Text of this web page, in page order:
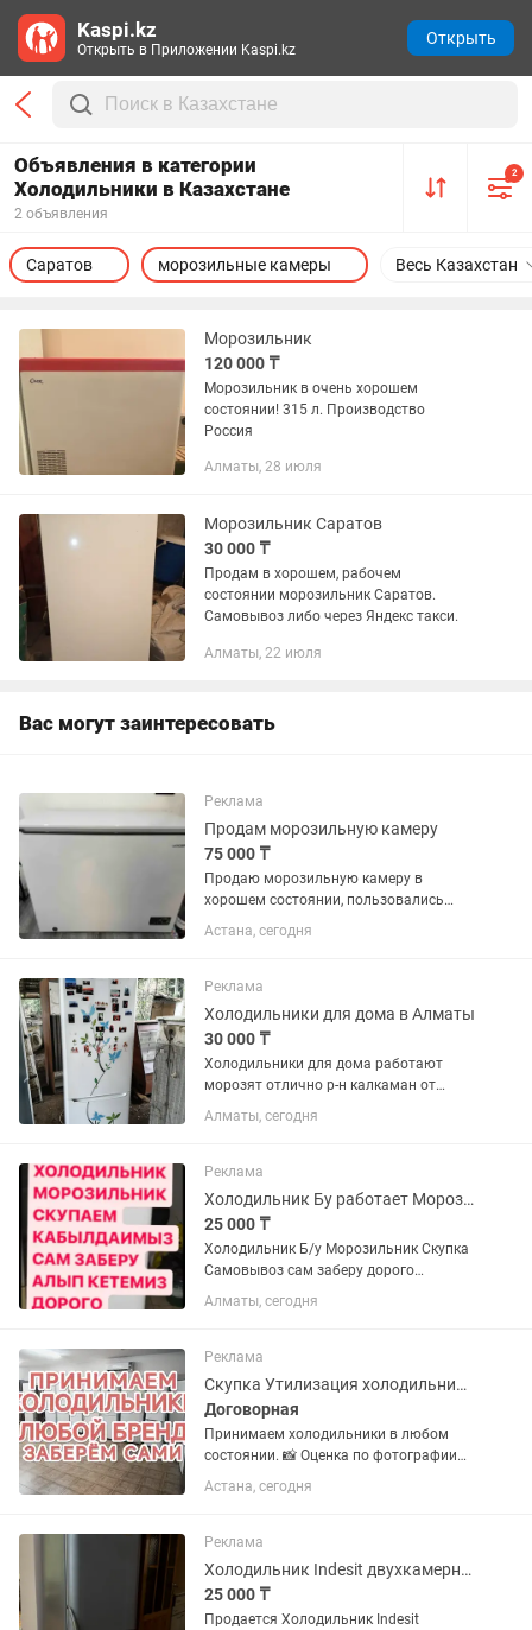
Объявления в категории
Холодильники в Казахстане
2 объявления
2
Весь Казахстан
Саратов морозильные камеры
Морозильник
120 000 ₸
Морозильник в очень хорошем
состоянии! 315 л. Производство
Россия
Алматы, 28 июля
Морозильник Саратов
30 000 ₸
Продам в хорошем, рабочем
состоянии морозильник Саратов.
Самовывоз либо через Яндекс такси.
Алматы, 22 июля
Вас могут заинтересовать
Реклама
Продам морозильную камеру
75 000 ₸
Продаю морозильную камеру в
хорошем состоянии, пользовались
около года. Нам нужна
вертикальная,если есть
Цена 75000. Есть небольшой торг По
вопросам
Астана, сегодня
Реклама
Холодильники для дома в Алматы
30 000 ₸
Холодильники для дома работают
морозят отлично р-н калкаман от
30тыс и выше
Алматы, сегодня
Реклама
Холодильник Бу работает Морозильник не работает
25 000 ₸
Холодильник Б/у Морозильник Скупка
Самовывоз сам заберу дорого
C.K.У.П.K.A
Алматы, сегодня
Реклама
Скупка Утилизация холодильников
Договорная
Принимаем холодильники в любом
состоянии. 📸 Оценка по фотографии
🛻 Вывезем сразу, что бы не занимало
или морозильника
Астана, сегодня
Реклама
Холодильник Indesit двухкамерный (серебристый)
25 000 ₸
Продается Холодильник Indesit
Kaspi.kz
Открыть в Приложении Kaspi.kz
Открыть